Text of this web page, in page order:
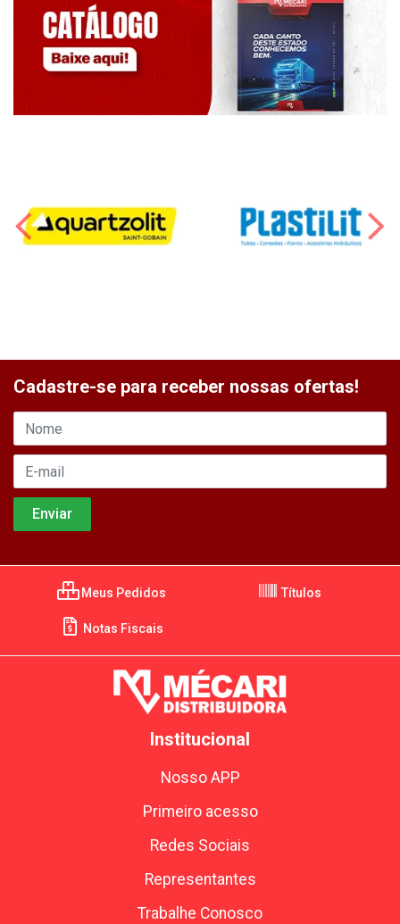
Cadastre-se para receber nossas ofertas!
Meus Pedidos Títulos
Notas Fiscais
Institucional
Nosso APP
Primeiro acesso
Redes Sociais
Representantes
Trabalhe Conosco